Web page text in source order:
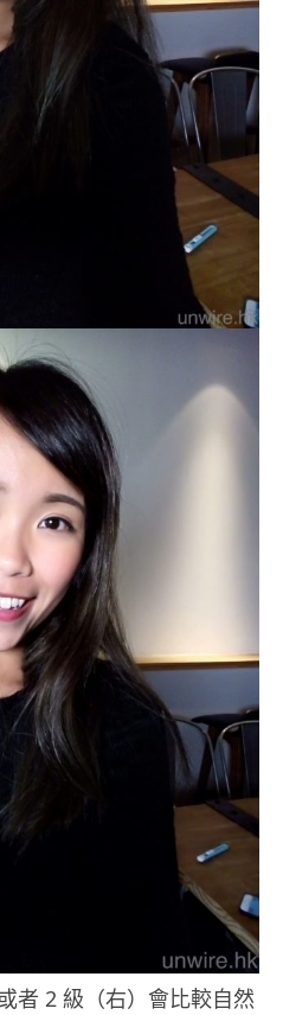
者 2 級（右）會比較自然